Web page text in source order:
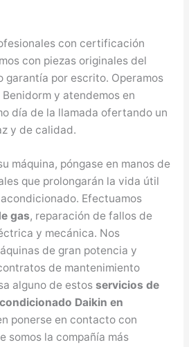
con certificación
con piezas originales del
por escrito. Operamos
y atendemos en
día de la llamada ofertando un
y de calidad.
máquina, póngase en manos de
que prolongarán la vida útil
Efectuamos
gas, reparación de fallos de
y mecánica. Nos
de gran potencia y
de mantenimiento
alguno de estos servicios de
Daikin en
ponerse en contacto con
somos la compañía más